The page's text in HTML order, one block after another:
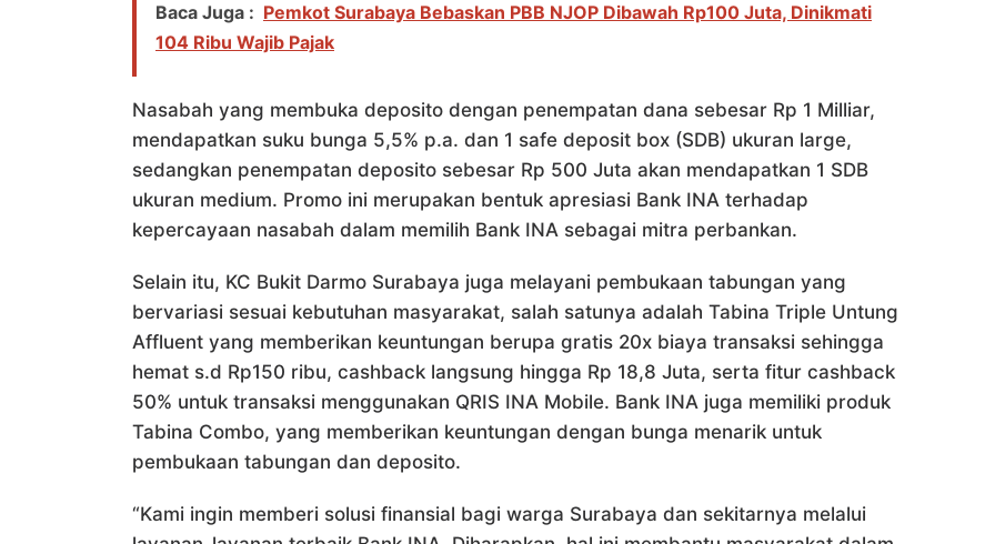
Baca Juga : Pemkot Surabaya Bebaskan PBB NJOP Dibawah Rp100 Juta, Dinikmati
104 Ribu Wajib Pajak
Nasabah yang membuka deposito dengan penempatan dana sebesar Rp 1 Milliar,
mendapatkan suku bunga 5,5% p.a. dan 1 safe deposit box (SDB) ukuran large,
sedangkan penempatan deposito sebesar Rp 500 Juta akan mendapatkan 1 SDB
ukuran medium. Promo ini merupakan bentuk apresiasi Bank INA terhadap
kepercayaan nasabah dalam memilih Bank INA sebagai mitra perbankan.
Selain itu, KC Bukit Darmo Surabaya juga melayani pembukaan tabungan yang
bervariasi sesuai kebutuhan masyarakat, salah satunya adalah Tabina Triple Untung
Affluent yang memberikan keuntungan berupa gratis 20x biaya transaksi sehingga
hemat s.d Rp150 ribu, cashback langsung hingga Rp 18,8 Juta, serta fitur cashback
50% untuk transaksi menggunakan QRIS INA Mobile. Bank INA juga memiliki produk
Tabina Combo, yang memberikan keuntungan dengan bunga menarik untuk
pembukaan tabungan dan deposito.
“Kami ingin memberi solusi finansial bagi warga Surabaya dan sekitarnya melalui